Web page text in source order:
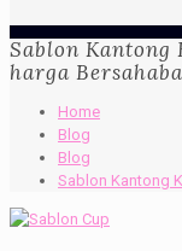
Sablon Kantong
harga
Home
Blog
Blog
Sablon Kantong